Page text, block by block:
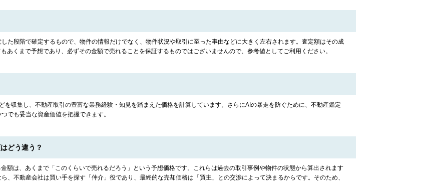
た段階で確定するもので、物件の情報だけでなく、物件状況や取引に至った事由などに大きく左右されます。査定額はその成
あくまで予想であり、必ずその金額で売れることを保証するものではございませんので、参考値としてご利用ください。
収集し、不動産取引の豊富な業務経験・知見を踏まえた価格を計算しています。さらにAIの暴走を防ぐために、不動産鑑定
でも妥当な資産価値を把握できます。
どう違う？
額は、あくまで「このくらいで売れるだろう」という予想価格です。これらは過去の取引事例や物件の状態から算出されます
、不動産会社は買い手を探す「仲介」役であり、最終的な売却価格は「買主」との交渉によって決まるからです。そのため、